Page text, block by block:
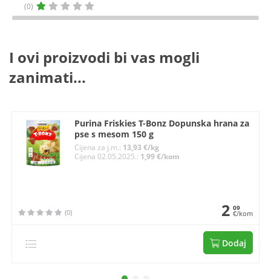
(0)
I ovi proizvodi bi vas mogli
zanimati...
Purina Friskies T-Bonz Dopunska hrana za
pse s mesom 150 g
Cijena za j.m.: 13,93 €/kg
Cijena 02.05.2025.: 1,99 €/kom
(0) 2 09
€/kom
Dodaj